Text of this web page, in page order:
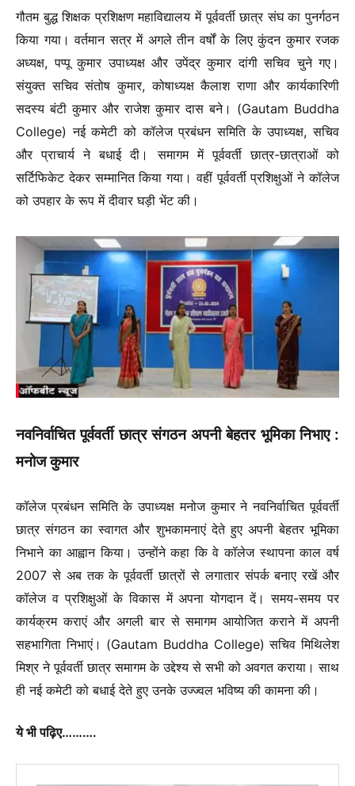
गौतम बुद्ध शिक्षक प्रशिक्षण महाविद्यालय में पूर्ववर्ती छात्र संघ का पुनर्गठन
किया गया। वर्तमान सत्र में अगले तीन वर्षों के लिए कुंदन कुमार रजक
अध्यक्ष, पप्पू कुमार उपाध्यक्ष और उपेंद्र कुमार दांगी सचिव चुने गए।
संयुक्त सचिव संतोष कुमार, कोषाध्यक्ष कैलाश राणा और कार्यकारिणी
सदस्य बंटी कुमार और राजेश कुमार दास बने। (Gautam Buddha
College) नई कमेटी को कॉलेज प्रबंधन समिति के उपाध्यक्ष, सचिव
और प्राचार्य ने बधाई दी। समागम में पूर्ववर्ती छात्र-छात्राओं को
सर्टिफिकेट देकर सम्मानित किया गया। वहीं पूर्ववर्ती प्रशिक्षुओं ने कॉलेज
को उपहार के रूप में दीवार घड़ी भेंट की।
नवनिर्वाचित पूर्ववर्ती छात्र संगठन अपनी बेहतर भूमिका निभाए :
मनोज कुमार
कॉलेज प्रबंधन समिति के उपाध्यक्ष मनोज कुमार ने नवनिर्वाचित पूर्ववर्ती
छात्र संगठन का स्वागत और शुभकामनाएं देते हुए अपनी बेहतर भूमिका
निभाने का आह्वान किया। उन्होंने कहा कि वे कॉलेज स्थापना काल वर्ष
2007 से अब तक के पूर्ववर्ती छात्रों से लगातार संपर्क बनाए रखें और
कॉलेज व प्रशिक्षुओं के विकास में अपना योगदान दें। समय-समय पर
कार्यक्रम कराएं और अगली बार से समागम आयोजित कराने में अपनी
सहभागिता निभाएं। (Gautam Buddha College) सचिव मिथिलेश
मिश्र ने पूर्ववर्ती छात्र समागम के उद्देश्य से सभी को अवगत कराया। साथ
ही नई कमेटी को बधाई देते हुए उनके उज्ज्वल भविष्य की कामना की।
ये भी पढ़िए……….